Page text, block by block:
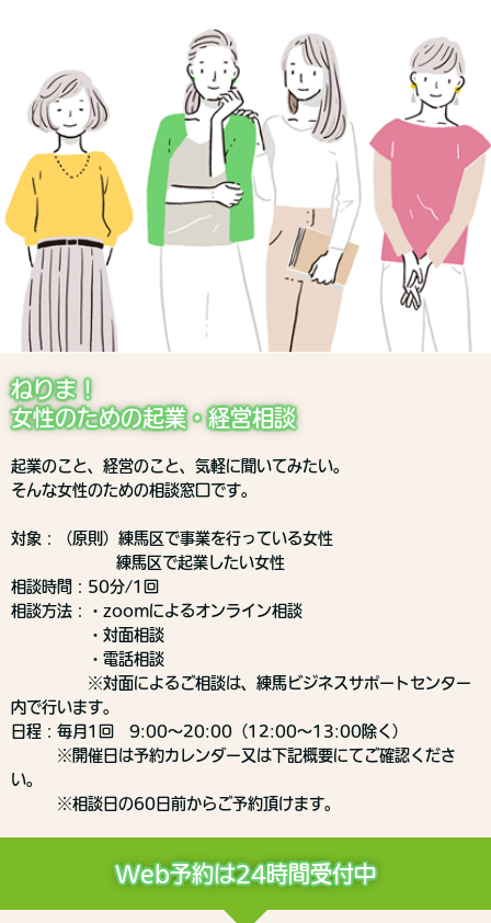
ねりま！
女性のための起業・経営相談
起業のこと、経営のこと、気軽に聞いてみたい。
そんな女性のための相談窓口です。
対象：（原則）練馬区で事業を行っている女性
練馬区で起業したい女性
相談時間：50分/1回
相談方法：・zoomによるオンライン相談
・対面相談
・電話相談
※対面によるご相談は、練馬ビジネスサポートセンター
内で行います。
日程：毎月1回 9:00～20:00（12:00～13:00除く）
※開催日は予約カレンダー又は下記概要にてご確認くださ
い。
※相談日の60日前からご予約頂けます。
Web予約は24時間受付中